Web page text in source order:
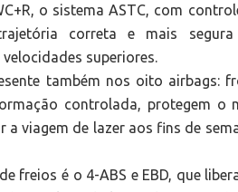
o sistema ASTC, com
correta e mais
superiores.
também nos oito airbags:
controlada, protegem
a viagem de lazer aos fins de
freios é o 4-ABS e EBD, que